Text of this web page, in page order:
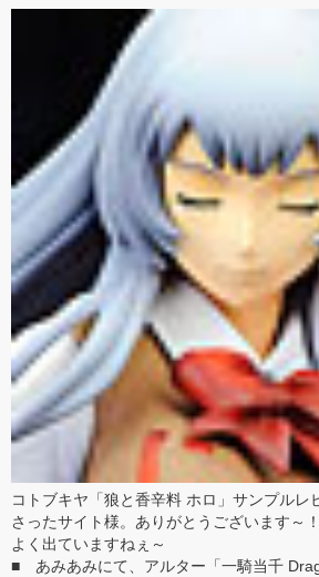
コトブキヤ「狼と香辛料 ホロ」サンプルレ
さったサイト様。ありがとうございます～
よく出ていますねぇ～
■ あみあみにて、 アルター 「一騎当千